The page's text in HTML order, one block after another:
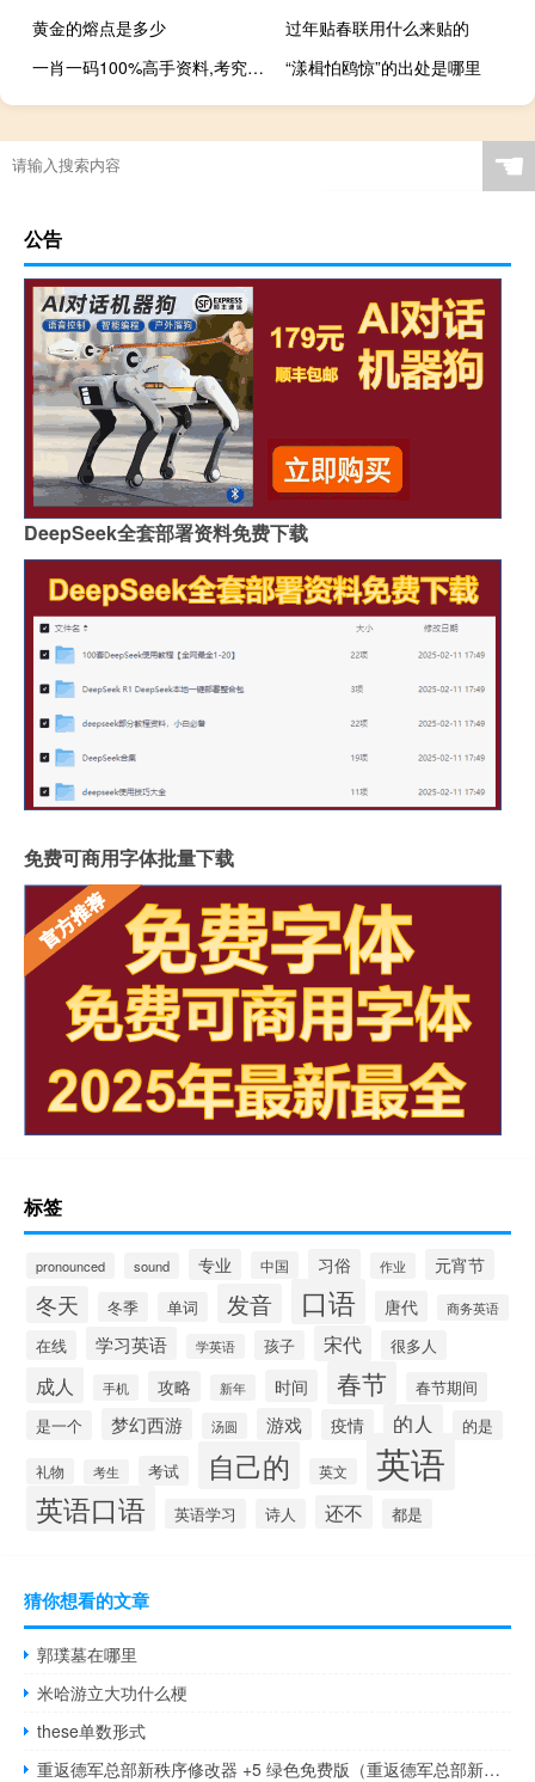
黄金的熔点是多少
过年贴春联用什么来贴的
一肖一码100%高手资料,考究精选解释落实_ZOL30.30.31
“漾楫怕鸥惊”的出处是哪里
☚
公告
DeepSeek全套部署资料免费下载
免费可商用字体批量下载
标签
pronounced sound 专业 中国 习俗 作业 元宵节
冬天 冬季 单词 发音 口语 唐代 商务英语
在线 学习英语 学英语 孩子 宋代 很多人
成人 手机 攻略 新年 时间 春节
春节期间
是一个
梦幻西游 汤圆 游戏 疫情 的人 的是
礼物 考生 考试 自己的 英文 英语
英语口语 英语学习 诗人 还不 都是
猜你想看的文章
郭璞墓在哪里
米哈游立大功什么梗
these单数形式
重返德军总部新秩序修改器 +5 绿色免费版（重返德军总部新秩序修改器 +5 绿色免费版功能简介）